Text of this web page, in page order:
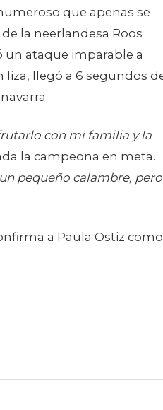
llegó a 6 segundos de
con mi familia y la
la campeona en meta.
a Paula Ostiz como